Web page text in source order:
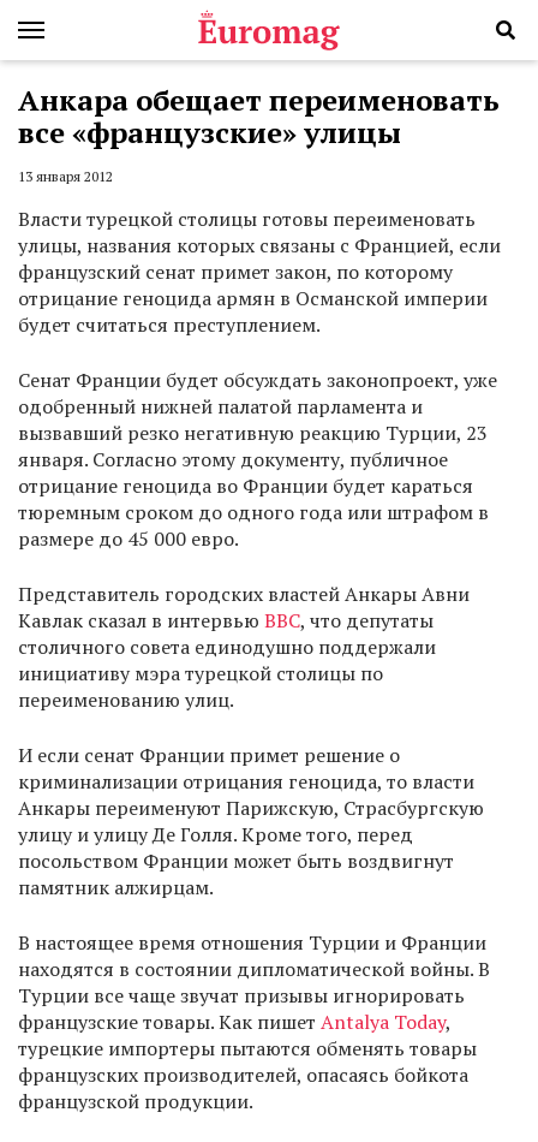
Анкара обещает переименовать
все «французские» улицы
13 января 2012
Власти турецкой столицы готовы переименовать
улицы, названия которых связаны с Францией, если
французский сенат примет закон, по которому
отрицание геноцида армян в Османской империи
будет считаться преступлением.
Сенат Франции будет обсуждать законопроект, уже
одобренный нижней палатой парламента и
вызвавший резко негативную реакцию Турции, 23
января. Согласно этому документу, публичное
отрицание геноцида во Франции будет караться
тюремным сроком до одного года или штрафом в
размере до 45 000 евро.
Представитель городских властей Анкары Авни
Кавлак сказал в интервью ВВС, что депутаты
столичного совета единодушно поддержали
инициативу мэра турецкой столицы по
переименованию улиц.
И если сенат Франции примет решение о
криминализации отрицания геноцида, то власти
Анкары переименуют Парижскую, Страсбургскую
улицу и улицу Де Голля. Кроме того, перед
посольством Франции может быть воздвигнут
памятник алжирцам.
В настоящее время отношения Турции и Франции
находятся в состоянии дипломатической войны. В
Турции все чаще звучат призывы игнорировать
французские товары. Как пишет Antalya Today,
турецкие импортеры пытаются обменять товары
французских производителей, опасаясь бойкота
французской продукции.